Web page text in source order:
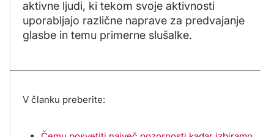
aktivne ljudi, ki tekom svoje aktivnosti
uporabljajo različne naprave za predvajanje
glasbe in temu primerne slušalke.
V članku preberite: